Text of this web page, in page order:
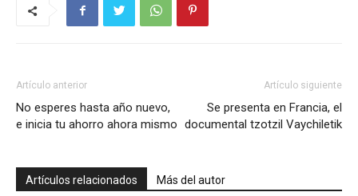
Artículo anterior
No esperes hasta año nuevo,
e inicia tu ahorro ahora mismo
Artículo siguiente
Se presenta en Francia, el
documental tzotzil Vaychiletik
Artículos relacionados Más del autor